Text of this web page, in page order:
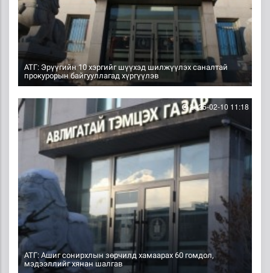
АТГ: Эрүүгийн 10 хэргийг шүүхэд шилжүүлэх саналтай
прокурорын байгууллагад хүргүүлэв
АТГ: Ашиг сонирхлын зөрчилд хамаарах 60 гомдол,
мэдээллийг хянан шалгав
2025-02-10 11:18